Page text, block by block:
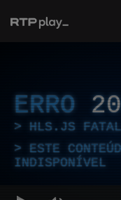
ERRO
HLS.JS FATAL
ESTE
INDISPONÍVEL